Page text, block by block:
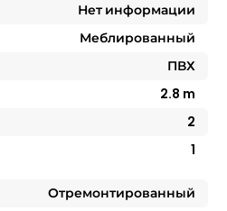
Нет информации
Меблированный
ПВХ
2.8 m
2
1
Отремонтированный